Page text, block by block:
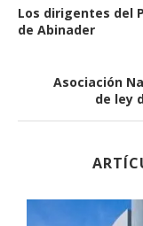
Los dirigentes del
de Abinader
Asociación
de ley